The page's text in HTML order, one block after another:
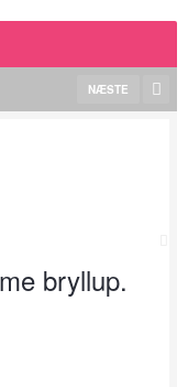
NÆSTE
bryllup.